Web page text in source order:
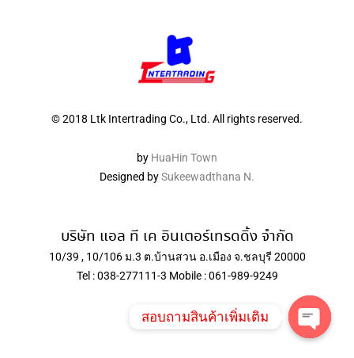
© 2018 Ltk Intertrading Co., Ltd. All rights reserved.
by HuaHin Town
Designed bySukeewadthana N.
บริษัท แอล ที เค อินเตอร์เทรดดิ้ง จำกัด
10/39 , 10/106 ม.3 ต.บ้านสวน อ.เมือง จ.ชลบุรี 20000
Tel : 038-277111-3 Mobile : 061-989-9249
สอบถามสินค้าเพิ่มเติม
Open